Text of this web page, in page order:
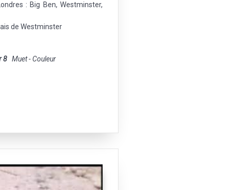
: Big Ben, Westminster,
de Westminster
8 Muet - Couleur